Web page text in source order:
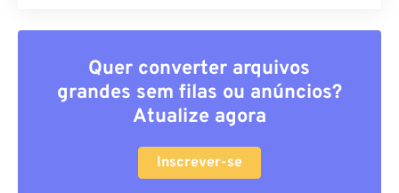
Quer converter arquivos
grandes sem filas ou anúncios?
Atualize agora
Inscrever-se